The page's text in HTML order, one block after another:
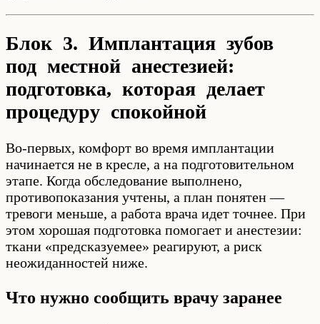
Блок 3. Имплантация зубов
под местной анестезией:
подготовка, которая делает
процедуру спокойной
Во-первых, комфорт во время имплантации
начинается не в кресле, а на подготовительном
этапе. Когда обследование выполнено,
противопоказания учтены, а план понятен —
тревоги меньше, а работа врача идет точнее. При
этом хорошая подготовка помогает и анестезии:
ткани «предсказуемее» реагируют, а риск
неожиданностей ниже.
Что нужно сообщить врачу заранее